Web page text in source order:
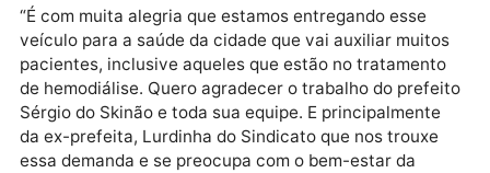
Presidente Médici. O valor investido totaliza R$ 325
mil.
Publicidade
“É com muita alegria que estamos entregando esse